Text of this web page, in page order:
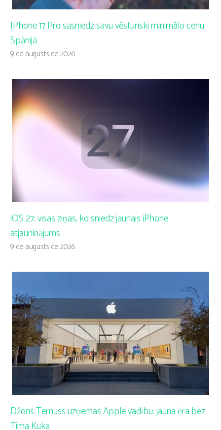
IPhone 17 Pro sasniedz savu vēsturiski minimālo cenu
Spānijā
9 de augusts de 2026
iOS 27: visas ziņas, ko sniedz jaunais iPhone
atjauninājums
9 de augusts de 2026
Džons Ternuss uzņemas Apple vadību: jauna ēra bez
Tima Kuka